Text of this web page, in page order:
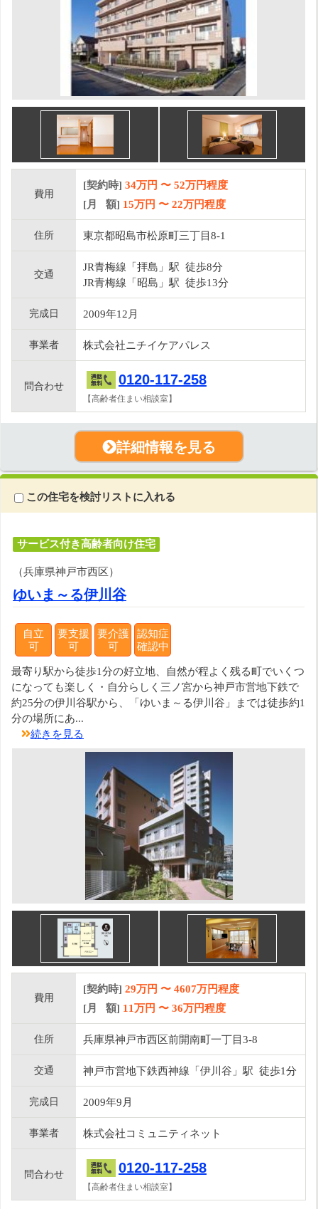
費用
[契約時] 34万円 〜 52万円程度
[月 額] 15万円 〜 22万円程度
住所 東京都昭島市松原町三丁目8-1
交通
JR青梅線「拝島」駅 徒歩8分
JR青梅線「昭島」駅 徒歩13分
完成日 2009年12月
事業者 株式会社ニチイケアパレス
問合わせ 0120-117-258
【高齢者住まい相談室】
詳細情報を見る
この住宅を検討リストに入れる
サービス付き高齢者向け住宅
（兵庫県神戸市西区）
ゆいま～る伊川谷
自立
可
要支援
可
要介護
可
認知症
確認中
最寄り駅から徒歩1分の好立地、自然が程よく残る町でいくつ
になっても楽しく・自分らしく三ノ宮から神戸市営地下鉄で
約25分の伊川谷駅から、「ゆいま～る伊川谷」までは徒歩約1
分の場所にあ...
続きを見る
費用
[契約時] 29万円 〜 4607万円程度
[月 額] 11万円 〜 36万円程度
住所 兵庫県神戸市西区前開南町一丁目3-8
交通 神戸市営地下鉄西神線「伊川谷」駅 徒歩1分
完成日 2009年9月
事業者 株式会社コミュニティネット
問合わせ 0120-117-258
【高齢者住まい相談室】